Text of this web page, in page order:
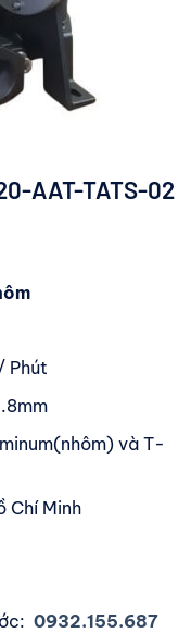
AAT-TATS-02
Phút
và T-
Chí Minh
0932.155.687